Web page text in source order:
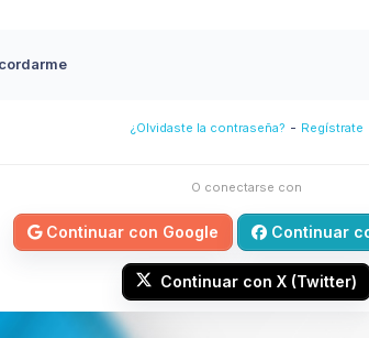
¿Olvidaste la contraseña? - Regístrate
O conectarse con
Continuar con Google Continuar
Continuar con X (Twitter)